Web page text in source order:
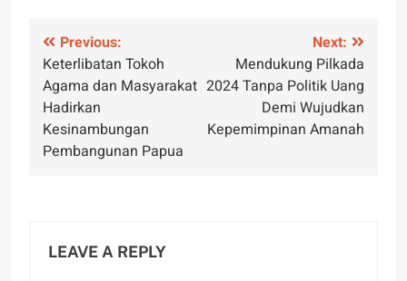
Post
navigation
Previous:
Keterlibatan Tokoh
Agama dan Masyarakat
Hadirkan
Kesinambungan
Pembangunan Papua
Next:
Mendukung Pilkada
2024 Tanpa Politik Uang
Demi Wujudkan
Kepemimpinan Amanah
LEAVE A REPLY